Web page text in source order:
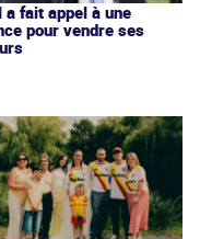
a fait appel à une
pour vendre ses